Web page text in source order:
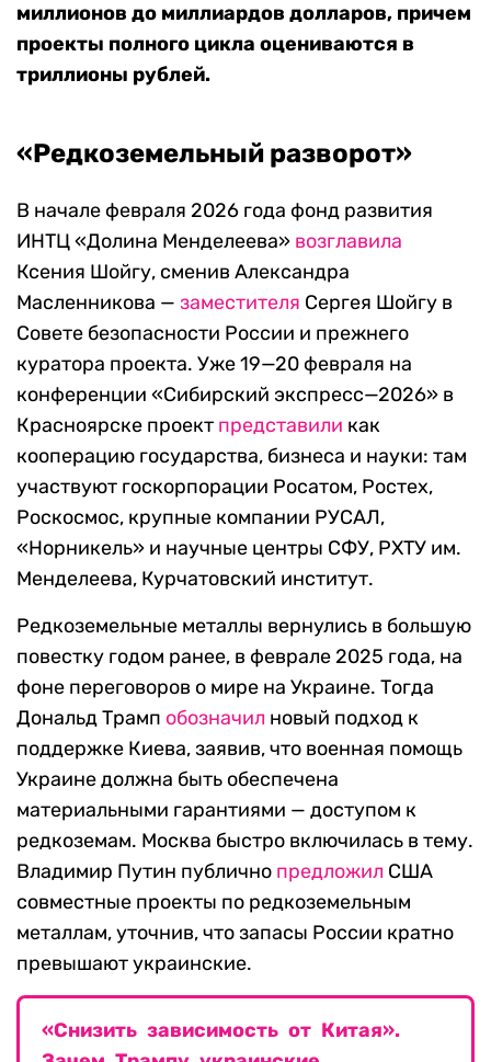
миллионов до миллиардов долларов, причем
проекты полного цикла оцениваются в
триллионы рублей.
«Редкоземельный разворот»
В начале февраля 2026 года фонд развития
ИНТЦ «Долина Менделеева» возглавила
Ксения Шойгу, сменив Александра
Масленникова — заместителя Сергея Шойгу в
Совете безопасности России и прежнего
куратора проекта. Уже 19—20 февраля на
конференции «Сибирский экспресс—2026» в
Красноярске проект представили как
кооперацию государства, бизнеса и науки: там
участвуют госкорпорации Росатом, Ростех,
Роскосмос, крупные компании РУСАЛ,
«Норникель» и научные центры СФУ, РХТУ им.
Менделеева, Курчатовский институт.
Редкоземельные металлы вернулись в большую
повестку годом ранее, в феврале 2025 года, на
фоне переговоров о мире на Украине. Тогда
Дональд Трамп обозначил новый подход к
поддержке Киева, заявив, что военная помощь
Украине должна быть обеспечена
материальными гарантиями — доступом к
редкоземам. Москва быстро включилась в тему.
Владимир Путин публично предложил США
совместные проекты по редкоземельным
металлам, уточнив, что запасы России кратно
превышают украинские.
«Снизить зависимость от Китая».